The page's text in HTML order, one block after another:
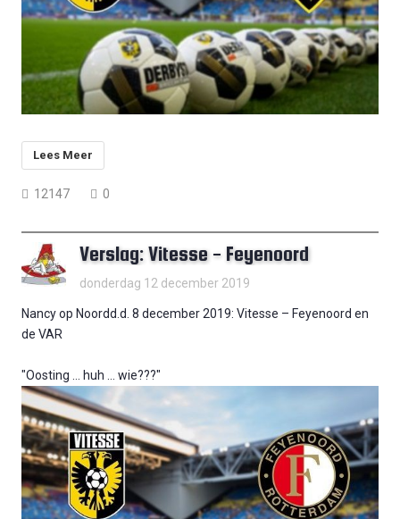
Lees Meer
12147 0
Verslag: Vitesse - Feyenoord
donderdag 12 december 2019
Nancy op Noordd.d. 8 december 2019: Vitesse – Feyenoord en
de VAR
"Oosting … huh … wie???"